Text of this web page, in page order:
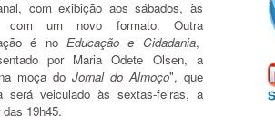
com exibição aos sábados, às
com um novo formato. Outra
é noEducação e Cidadania,
por Maria Odete Olsen, a
moça do Jornal do Almoço", que
será veiculado às sextas-feiras, a
das 19h45.